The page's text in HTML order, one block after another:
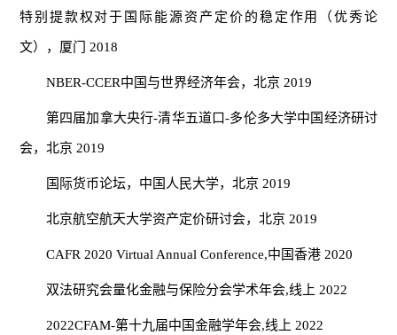
特别提款权对于国际能源资产定价的稳定作用（优秀论
文），厦门 2018
NBER-CCER中国与世界经济年会，北京 2019
第四届加拿大央行-清华五道口-多伦多大学中国经济研讨
会，北京 2019
国际货币论坛，中国人民大学，北京 2019
北京航空航天大学资产定价研讨会，北京 2019
CAFR 2020 Virtual Annual Conference,中国香港 2020
双法研究会量化金融与保险分会学术年会,线上 2022
2022CFAM-第十九届中国金融学年会,线上 2022